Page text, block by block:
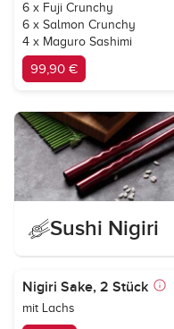
6 x Fuji Crunchy
6 x Salmon Crunchy
4 x Maguro Sashimi
99,90 €
Sushi Nigiri
Nigiri Sake, 2 Stück
mit Lachs